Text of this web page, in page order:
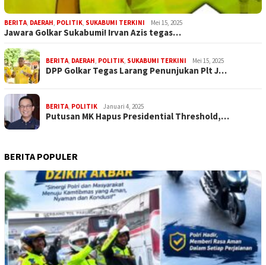
BERITA DAERAH POLITIK SUKABUMI TERKINI Mei 15, 2025
Jawara Golkar Sukabumi! Irvan Azis tegas…
BERITA DAERAH POLITIK SUKABUMI TERKINI Mei 15, 2025
DPP Golkar Tegas Larang Penunjukan Plt J…
BERITA POLITIK Januari 4, 2025
Putusan MK Hapus Presidential Threshold,…
BERITA POPULER